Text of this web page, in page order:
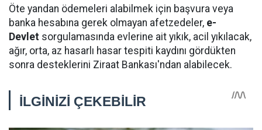
Öte yandan ödemeleri alabilmek için başvura veya
banka hesabına gerek olmayan afetzedeler, e-
Devlet sorgulamasında evlerine ait yıkık, acil yıkılacak,
ağır, orta, az hasarlı hasar tespiti kaydını gördükten
sonra desteklerini Ziraat Bankası'ndan alabilecek.